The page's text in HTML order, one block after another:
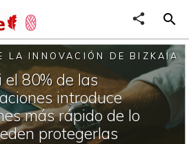
share search
LA INNOVACIÓN DE BIZKAIA
el 80% de las
introduce
más rápido de lo
protegerlas